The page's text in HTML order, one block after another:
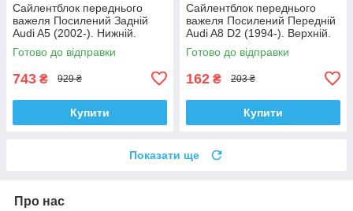
Сайлентблок переднього
важеля Посилений Задній
Audi A5 (2002-). Нижній.
Корея ACSUSS! 4H0407183 ,
TD1247W , VKDS331074
Готово до відправки
743 ₴ 929 ₴
Купити
Сайлентблок переднього
важеля Посилений Передній
Audi A8 D2 (1994-). Верхній.
Корея ACSUSS! 35379 ,
JBU138 , TD1062W
Готово до відправки
162 ₴ 203 ₴
Купити
Показати ще
Про нас